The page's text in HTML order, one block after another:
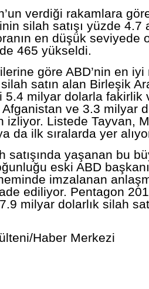
verdiği rakamlara
silah satışı yüzde 4.7
en düşük seviyede
465 yükseldi.
göre ABD’nin en
silah satın alan Birleşik
5.4 milyar dolarla fakirlik
Afganistan ve 3.3 milyar
izliyor. Listede Tayvan,
da ilk sıralarda yer
satışında yaşanan bu
eski ABD
imzalanan
ediliyor. Pentagon
milyar dolarlık silah
Haber Merkezi